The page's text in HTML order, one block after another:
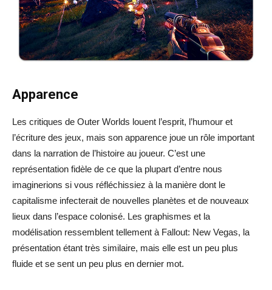
Apparence
Les critiques de Outer Worlds louent l’esprit, l’humour et
l’écriture des jeux, mais son apparence joue un rôle important
dans la narration de l’histoire au joueur. C’est une
représentation fidèle de ce que la plupart d’entre nous
imaginerions si vous réfléchissiez à la manière dont le
capitalisme infecterait de nouvelles planètes et de nouveaux
lieux dans l’espace colonisé. Les graphismes et la
modélisation ressemblent tellement à Fallout: New Vegas, la
présentation étant très similaire, mais elle est un peu plus
fluide et se sent un peu plus en dernier mot.